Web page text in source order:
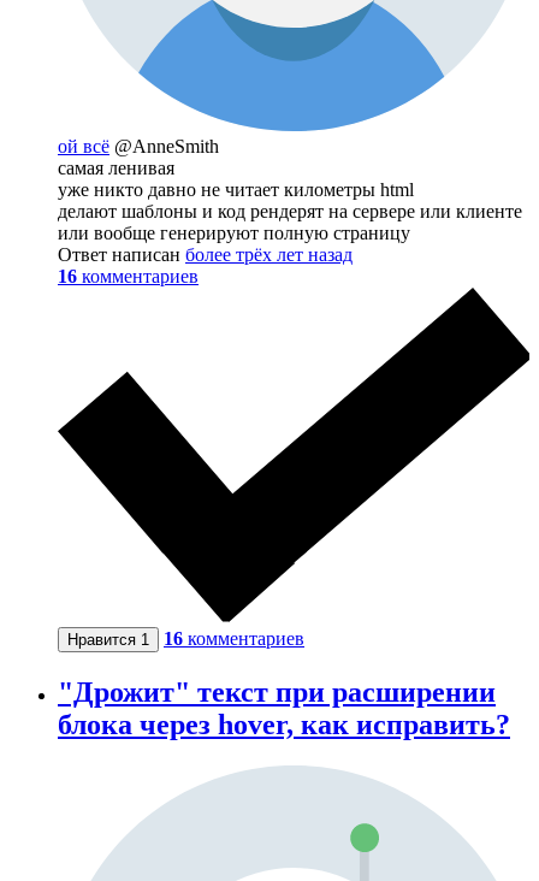
ой всё @AnneSmith
самая ленивая
уже никто давно не читает километры html
делают шаблоны и код рендерят на сервере или клиенте
или вообще генерируют полную страницу
Ответ написан более трёх лет назад
16 комментариев
Нравится 1 16 комментариев
"Дрожит" текст при расширении
блока через hover, как исправить?